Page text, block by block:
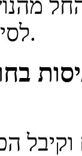
לסיקור אמתי ובלתי תלוי.